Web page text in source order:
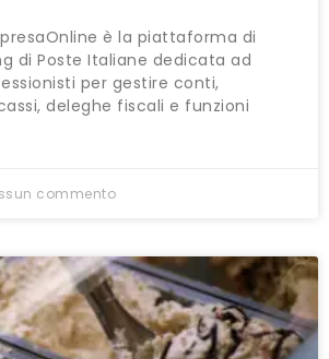
è la piattaforma di
di Poste Italiane dedicata ad
per gestire conti,
deleghe fiscali e funzioni
commento